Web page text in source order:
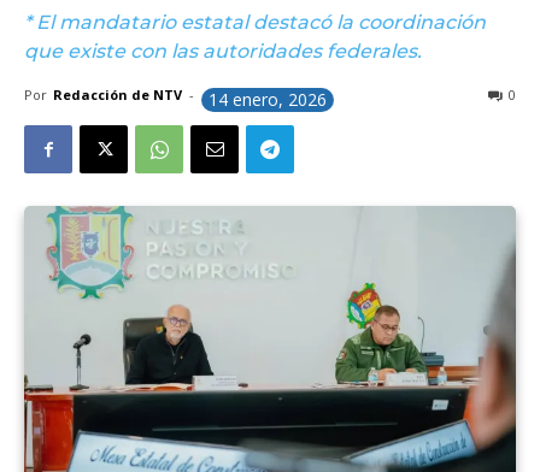
* El mandatario estatal destacó la coordinación
que existe con las autoridades federales.
Por Redacción de NTV - 14 enero, 2026 0